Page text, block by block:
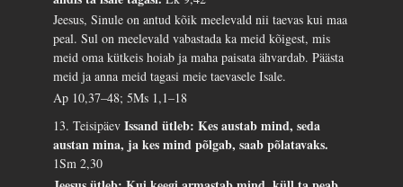
Jeesus, Sinule on antud kõik meelevald nii taevas kui maa
peal. Sul on meelevald vabastada ka meid kõigest, mis
meid oma kütkeis hoiab ja maha paisata ähvardab. Päästa
meid ja anna meid tagasi meie taevasele Isale.
Ap 10,37–48; 5Ms 1,1–18
13. TeisipäevIssand ütleb: Kes austab mind, seda
austan mina, ja kes mind põlgab, saab põlatavaks.
1Sm 2,30